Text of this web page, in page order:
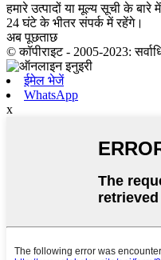
हमारे उत्पादों या मूल्य सूची के
24 घंटे के भीतर संपर्क में रहेंगे।
अब पूछताछ
© कॉपीराइट - 2005-2023:
ईमेल भेजें
WhatsApp
x